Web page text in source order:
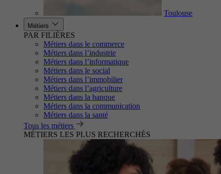
Toulouse
Métiers
PAR FILIÈRES
Métiers dans le commerce
Métiers dans l’industrie
Métiers dans l’informatique
Métiers dans le social
Métiers dans l’immobilier
Métiers dans l’agriculture
Métiers dans la banque
Métiers dans la communication
Métiers dans la santé
Tous les métiers
MÉTIERS LES PLUS RECHERCHÉS